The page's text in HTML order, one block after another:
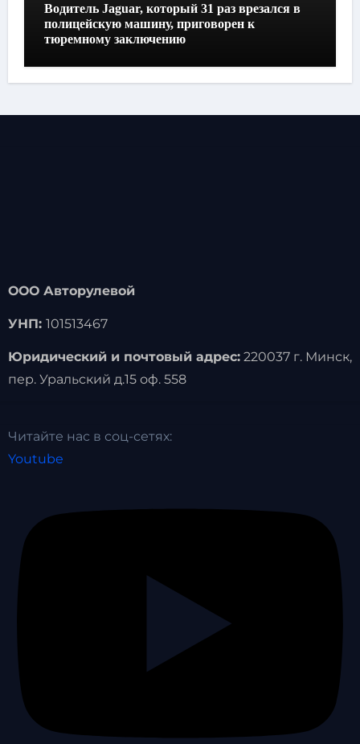
Водитель Jaguar, который 31 раз врезался в
полицейскую машину, приговорен к
тюремному заключению
ООО Авторулевой
УНП: 101513467
Юридический и почтовый адрес:220037 г. Минск,
пер. Уральский д.15 оф. 558
Читайте нас в соц-сетях:
Youtube